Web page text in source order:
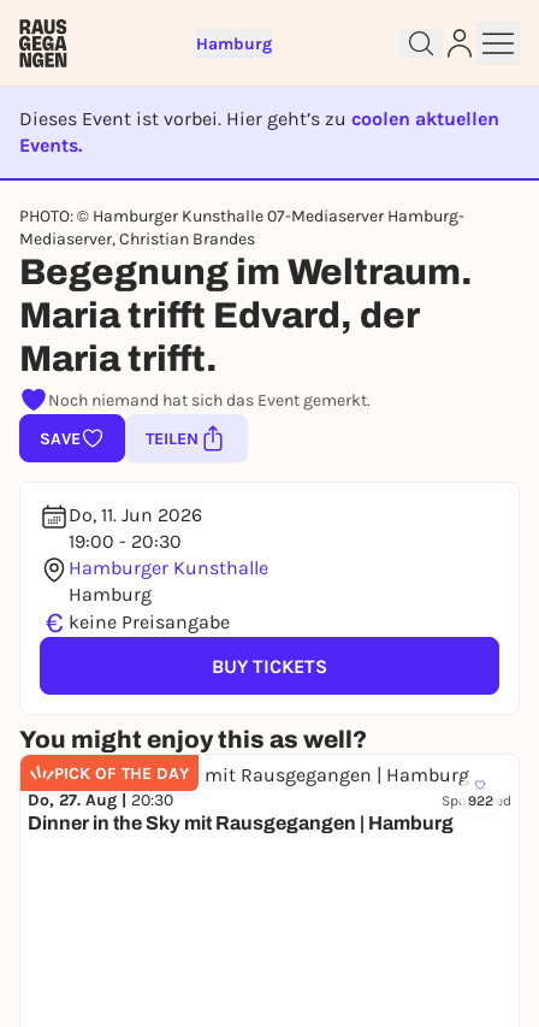
Hamburg
Dieses Event ist vorbei. Hier geht’s zu coolen aktuellen
Events.
EVENT IST BEENDET
PHOTO: © Hamburger Kunsthalle 07-Mediaserver Hamburg-
Mediaserver, Christian Brandes
Begegnung im Weltraum.
Maria trifft Edvard, der
Maria trifft.
Noch niemand hat sich das Event gemerkt.
SAVE
TEILEN
Do, 11. Jun 2026
19:00 - 20:30
Hamburger Kunsthalle
Hamburg
€ keine Preisangabe
BUY TICKETS
You might enjoy this as well?
PICK OF THE DAY
922
Do, 27. Aug | 20:30 Sponsored
Dinner in the Sky mit Rausgegangen | Hamburg
Sign up for free and get started
right away
To like events, follow pages, or participate in
lotteries, you need a free Rausgegangen account.
REGISTER FOR FREE NOW
You already have an account?